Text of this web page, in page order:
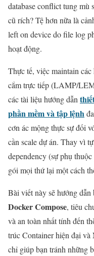
database conflict tung mù
cũ rích? Tệ hơn nữa là
left on device do file log
hoạt động.
Thực tế, việc maintain các
cắm trực tiếp (LAMP/
các tài liệu hướng dẫn
phần mềm và tập lệnh
cơn ác mộng thực sự đối
cần scale dự án. Thay vì
dependency (sự phụ
gói mọi thứ lại một cách
Bài viết này sẽ hướng dẫn
Docker Compose, tiêu
và an toàn nhất tính đến
trúc Container hiện đại
chỉ giúp bạn tránh những